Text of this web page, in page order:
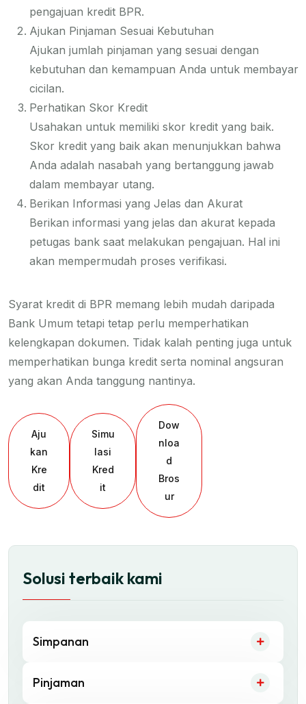
Solusi terbaik kami
Simpanan
Pinjaman
pengajuan kredit BPR.
Ajukan Pinjaman Sesuai Kebutuhan
Ajukan jumlah pinjaman yang sesuai dengan
kebutuhan dan kemampuan Anda untuk membayar
cicilan.
Perhatikan Skor Kredit
Usahakan untuk memiliki skor kredit yang baik.
Skor kredit yang baik akan menunjukkan bahwa
Anda adalah nasabah yang bertanggung jawab
dalam membayar utang.
Berikan Informasi yang Jelas dan Akurat
Berikan informasi yang jelas dan akurat kepada
petugas bank saat melakukan pengajuan. Hal ini
akan mempermudah proses verifikasi.
Syarat kredit di BPR memang lebih mudah daripada
Bank Umum tetapi tetap perlu memperhatikan
kelengkapan dokumen. Tidak kalah penting juga untuk
memperhatikan bunga kredit serta nominal angsuran
yang akan Anda tanggung nantinya.
Aju
kan
Kre
dit
Simu
lasi
Kred
it
Dow
nloa
d
Bros
ur